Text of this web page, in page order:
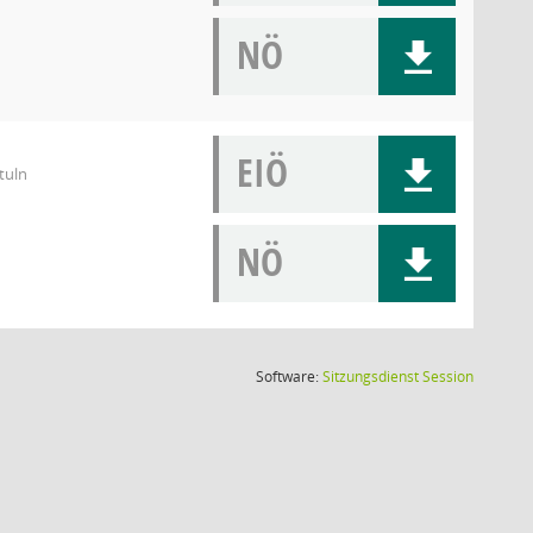
NÖ
EIÖ
NÖ
Software:SitzungsdienstSession(Wird in